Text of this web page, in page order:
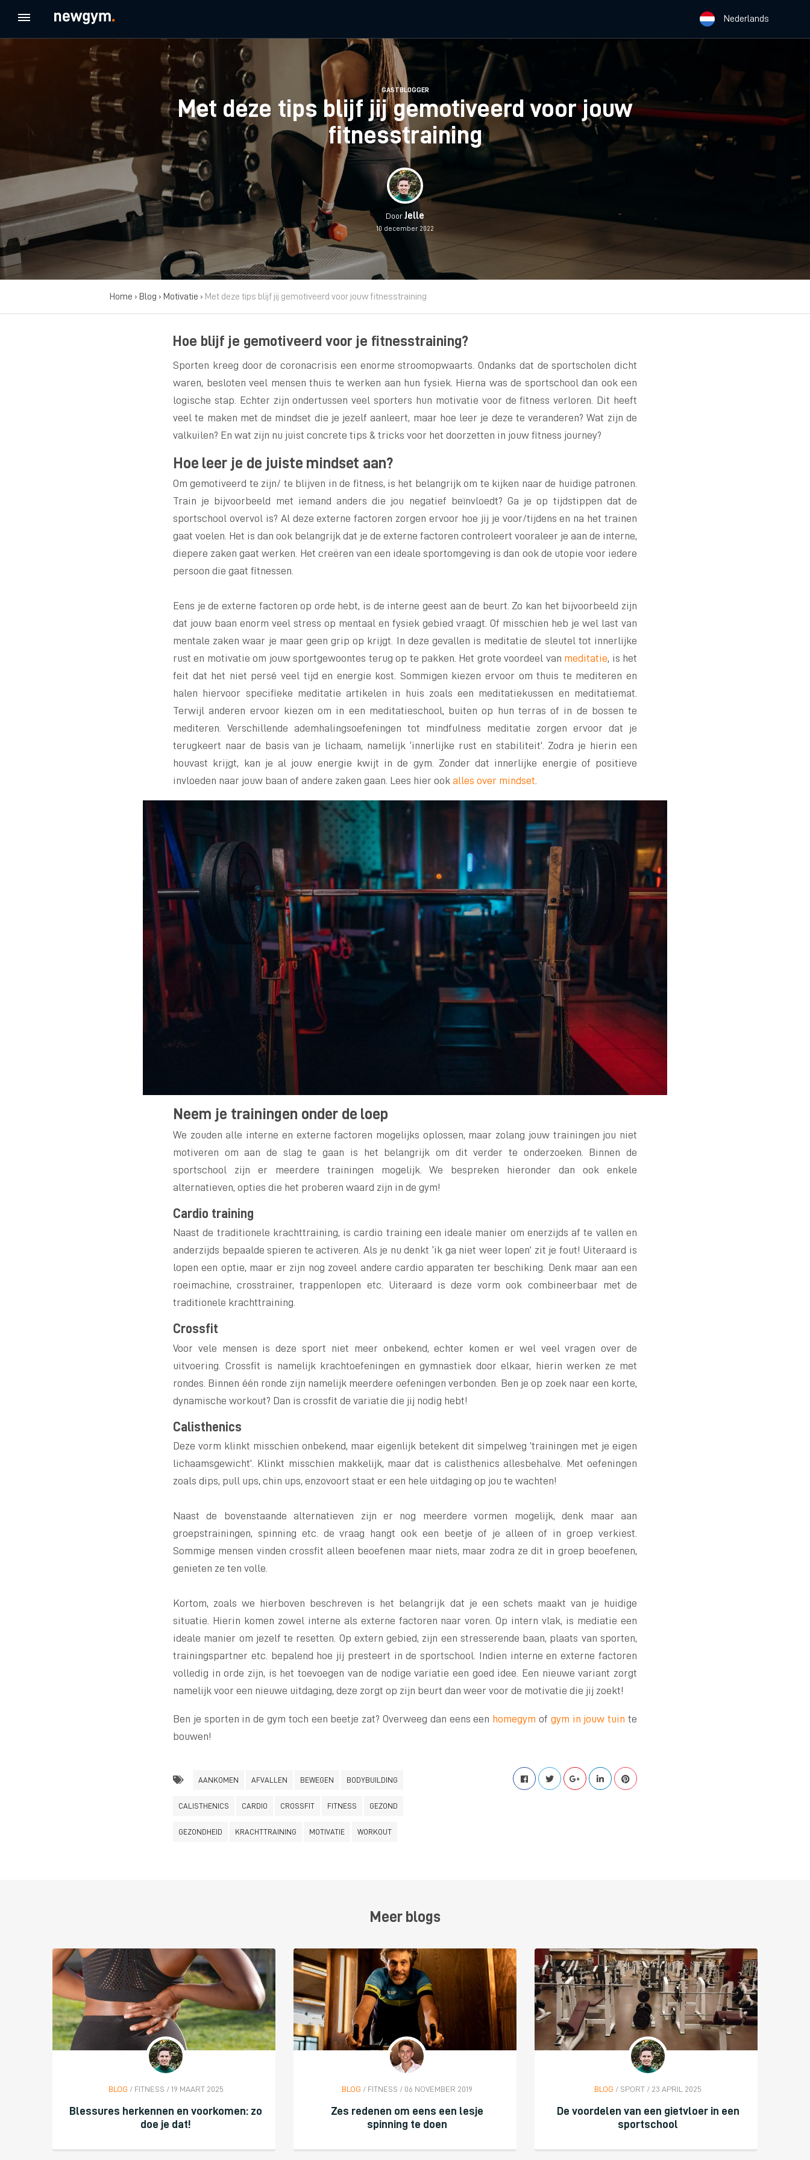
Nederlands
GASTBLOGGER
Met deze tips blijf jij gemotiveerd voor jouw
fitnesstraining
Door Jelle
10 december 2022
Home › Blog › Motivatie › Met deze tips blijf jij gemotiveerd voor jouw fitnesstraining
Hoe blijf je gemotiveerd voor je fitnesstraining?
Sporten kreeg door de coronacrisis een enorme stroomopwaarts. Ondanks dat de sportscholen dicht
waren, besloten veel mensen thuis te werken aan hun fysiek. Hierna was de sportschool dan ook een
logische stap. Echter zijn ondertussen veel sporters hun motivatie voor de fitness verloren. Dit heeft
veel te maken met de mindset die je jezelf aanleert, maar hoe leer je deze te veranderen? Wat zijn de
valkuilen? En wat zijn nu juist concrete tips & tricks voor het doorzetten in jouw fitness journey?
Hoe leer je de juiste mindset aan?
Om gemotiveerd te zijn/ te blijven in de fitness, is het belangrijk om te kijken naar de huidige patronen.
Train je bijvoorbeeld met iemand anders die jou negatief beïnvloedt? Ga je op tijdstippen dat de
sportschool overvol is? Al deze externe factoren zorgen ervoor hoe jij je voor/tijdens en na het trainen
gaat voelen. Het is dan ook belangrijk dat je de externe factoren controleert vooraleer je aan de interne,
diepere zaken gaat werken. Het creëren van een ideale sportomgeving is dan ook de utopie voor iedere
persoon die gaat fitnessen.
Eens je de externe factoren op orde hebt, is de interne geest aan de beurt. Zo kan het bijvoorbeeld zijn
dat jouw baan enorm veel stress op mentaal en fysiek gebied vraagt. Of misschien heb je wel last van
mentale zaken waar je maar geen grip op krijgt. In deze gevallen is meditatie de sleutel tot innerlijke
rust en motivatie om jouw sportgewoontes terug op te pakken. Het grote voordeel van meditatie, is het
feit dat het niet persé veel tijd en energie kost. Sommigen kiezen ervoor om thuis te mediteren en
halen hiervoor specifieke meditatie artikelen in huis zoals een meditatiekussen en meditatiemat.
Terwijl anderen ervoor kiezen om in een meditatieschool, buiten op hun terras of in de bossen te
mediteren. Verschillende ademhalingsoefeningen tot mindfulness meditatie zorgen ervoor dat je
terugkeert naar de basis van je lichaam, namelijk ‘innerlijke rust en stabiliteit’. Zodra je hierin een
houvast krijgt, kan je al jouw energie kwijt in de gym. Zonder dat innerlijke energie of positieve
invloeden naar jouw baan of andere zaken gaan. Lees hier ook alles over mindset
Neem je trainingen onder de loep
We zouden alle interne en externe factoren mogelijks oplossen, maar zolang jouw trainingen jou niet
motiveren om aan de slag te gaan is het belangrijk om dit verder te onderzoeken. Binnen de
sportschool zijn er meerdere trainingen mogelijk. We bespreken hieronder dan ook enkele
alternatieven, opties die het proberen waard zijn in de gym!
Cardio training
Naast de traditionele krachttraining, is cardio training een ideale manier om enerzijds af te vallen en
anderzijds bepaalde spieren te activeren. Als je nu denkt ‘ik ga niet weer lopen’ zit je fout! Uiteraard is
lopen een optie, maar er zijn nog zoveel andere cardio apparaten ter beschiking. Denk maar aan een
roeimachine, crosstrainer, trappenlopen etc. Uiteraard is deze vorm ook combineerbaar met de
traditionele krachttraining.
Crossfit
Voor vele mensen is deze sport niet meer onbekend, echter komen er wel veel vragen over de
uitvoering. Crossfit is namelijk krachtoefeningen en gymnastiek door elkaar, hierin werken ze met
rondes. Binnen één ronde zijn namelijk meerdere oefeningen verbonden. Ben je op zoek naar een korte,
dynamische workout? Dan is crossfit de variatie die jij nodig hebt!
Calisthenics
Deze vorm klinkt misschien onbekend, maar eigenlijk betekent dit simpelweg ’trainingen met je eigen
lichaamsgewicht’. Klinkt misschien makkelijk, maar dat is calisthenics allesbehalve. Met oefeningen
zoals dips, pull ups, chin ups, enzovoort staat er een hele uitdaging op jou te wachten!
Naast de bovenstaande alternatieven zijn er nog meerdere vormen mogelijk, denk maar aan
groepstrainingen, spinning etc. de vraag hangt ook een beetje of je alleen of in groep verkiest.
Sommige mensen vinden crossfit alleen beoefenen maar niets, maar zodra ze dit in groep beoefenen,
genieten ze ten volle.
Kortom, zoals we hierboven beschreven is het belangrijk dat je een schets maakt van je huidige
situatie. Hierin komen zowel interne als externe factoren naar voren. Op intern vlak, is mediatie een
ideale manier om jezelf te resetten. Op extern gebied, zijn een stresserende baan, plaats van sporten,
trainingspartner etc. bepalend hoe jij presteert in de sportschool. Indien interne en externe factoren
volledig in orde zijn, is het toevoegen van de nodige variatie een goed idee. Een nieuwe variant zorgt
namelijk voor een nieuwe uitdaging, deze zorgt op zijn beurt dan weer voor de motivatie die jij zoekt!
Ben je sporten in de gym toch een beetje zat? Overweeg dan eens een homegym of gym in jouw tuin te
bouwen!
AANKOMEN AFVALLEN BEWEGEN BODYBUILDING
CALISTHENICS CARDIO CROSSFIT FITNESS GEZOND
GEZONDHEID KRACHTTRAINING MOTIVATIE WORKOUT
Meer blogs
BLOG / FITNESS / 19 MAART 2025
Blessures herkennen en voorkomen: zo
doe je dat!
BLOG / FITNESS / 06 NOVEMBER 2019
Zes redenen om eens een lesje
spinning te doen
BLOG / SPORT / 23 APRIL 2025
De voordelen van een gietvloer in een
sportschool